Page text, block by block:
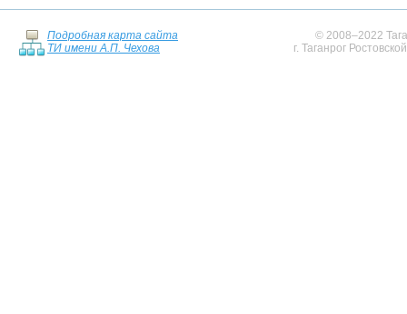
Подробная карта сайта
ТИ имени А.П. Чехова
© 2008–2022
г. Таганрог